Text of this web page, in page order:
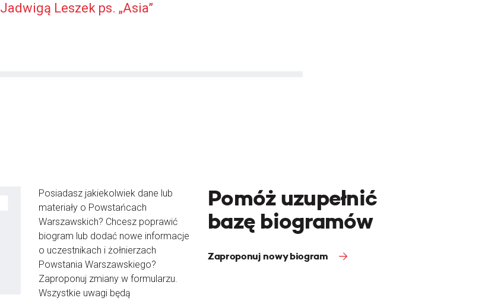
Jadwigą Leszek ps. „Asia”
Posiadasz jakiekolwiek dane lub
materiały o Powstańcach
Warszawskich? Chcesz poprawić
biogram lub dodać nowe informacje
o uczestnikach i żołnierzach
Powstania Warszawskiego?
Zaproponuj zmiany w formularzu.
Wszystkie uwagi będą
Pomóż uzupełnić
bazę biogramów
Zaproponuj nowy biogram